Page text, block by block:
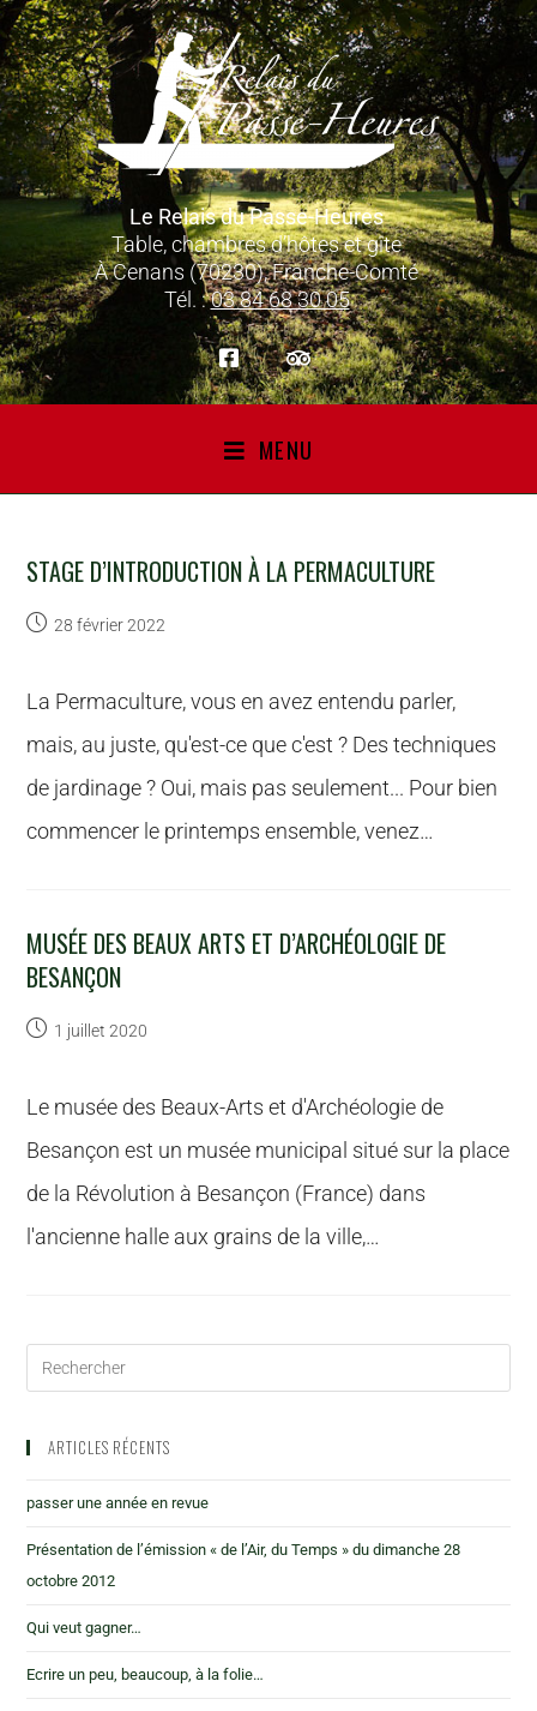
Le Relais du Passe-Heures
Table, chambres d’hôtes et gîte
À Cenans (70230), Franche-Comté
Tél. :03 84 68 30 05
MENU
STAGE D’INTRODUCTION À LA PERMACULTURE
28 février 2022
La Permaculture, vous en avez entendu parler,
mais, au juste, qu'est-ce que c'est ? Des techniques
de jardinage ? Oui, mais pas seulement... Pour bien
commencer le printemps ensemble, venez…
MUSÉE DES BEAUX ARTS ET D’ARCHÉOLOGIE DE
BESANÇON
1 juillet 2020
Le musée des Beaux-Arts et d'Archéologie de
Besançon est un musée municipal situé sur la place
de la Révolution à Besançon (France) dans
l'ancienne halle aux grains de la ville,…
ARTICLES RÉCENTS
passer une année en revue
Présentation de l’émission « de l’Air, du Temps » du dimanche 28
octobre 2012
Qui veut gagner…
Ecrire un peu, beaucoup, à la folie…